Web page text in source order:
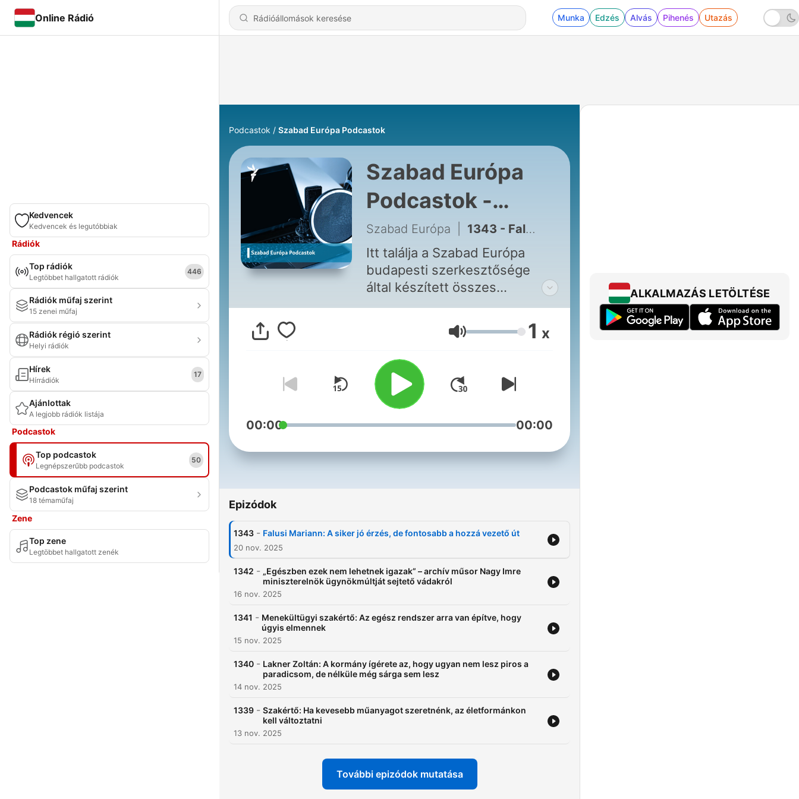
Online Rádió Munka Edzés Alvás Pihenés Utazás
Kedvencek
Kedvencek és legutóbbiak
Rádiók
Top rádiók
Legtöbbet hallgatott rádiók
446
Rádiók műfaj szerint
15 zenei műfaj
Rádiók régió szerint
Helyi rádiók
Hírek
Hírrádiók
17
Ajánlottak
A legjobb rádiók listája
Podcastok
Top podcastok
Legnépszerűbb podcastok
50
Podcastok műfaj szerint
18 témaműfaj
Zene
Top zene
Legtöbbet hallgatott zenék
Podcastok Szabad Európa Podcastok
Szabad Európa
Podcastok -
Hallgatás Online
Szabad Európa 1343 - Falusi Mariann: A siker jó érzés, de fontosabb a hozzá vezető út
Itt találja a Szabad Európa
budapesti szerkesztősége
által készített összes
podcastot.
Hangerő 1 x
00:00 00:00
Epizódok
1343 - Falusi Mariann: A siker jó érzés, de fontosabb a hozzá vezető út
20 nov. 2025
1342 - „Egészben ezek nem lehetnek igazak” – archív műsor Nagy Imre
miniszterelnök ügynökmúltját sejtető vádakról
16 nov. 2025
1341 - Menekültügyi szakértő: Az egész rendszer arra van építve, hogy
úgyis elmennek
15 nov. 2025
1340 - Lakner Zoltán: A kormány ígérete az, hogy ugyan nem lesz piros a
paradicsom, de nélküle még sárga sem lesz
14 nov. 2025
1339 - Szakértő: Ha kevesebb műanyagot szeretnénk, az életformánkon
kell változtatni
13 nov. 2025
További epizódok mutatása
ALKALMAZÁS LETÖLTÉSE